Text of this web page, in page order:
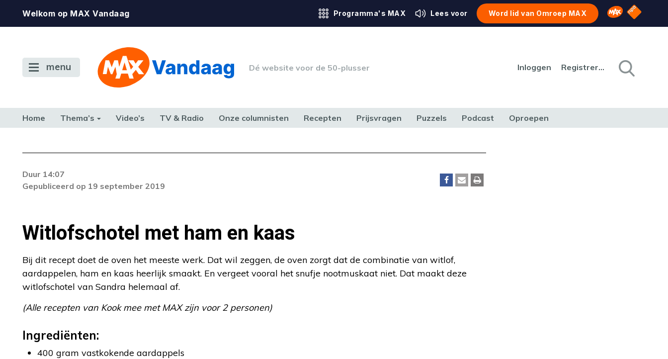
Welkom op MAX Vandaag Programma's MAX Lees voor Word lid van Omroep MAX Omroep MAX
NPO
menu Dé website voor de 50-plusser Inloggen Registreren
Home Thema’s Video’s TV & Radio Onze columnisten Recepten Prijsvragen Puzzels Podcast Oproepen
TERUG NAAR TOEN
De gewenste stream is op dit moment niet
beschikbaar. Als het probleem zich blijft voordoen,
Duur 14:07
Gepubliceerd op 19 september 2019
Witlofschotel met ham en kaas
Bij dit recept doet de oven het meeste werk. Dat wil zeggen, de oven zorgt dat de combinatie van witlof,
aardappelen, ham en kaas heerlijk smaakt. En vergeet vooral het snufje nootmuskaat niet. Dat maakt deze
witlofschotel van Sandra helemaal af.
(Alle recepten van Kook mee met MAX zijn voor 2 personen)
Ingrediënten:
400 gram vastkokende aardappels